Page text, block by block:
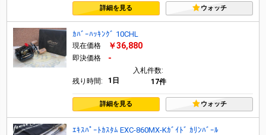
詳細を見る ウォッチ
ｶﾊﾞｰﾊｯｷﾝｸﾞ 10CHL
現在価格 ￥36,880
即決価格 -
残り時間: 1日
入札件数:
17件
詳細を見る ウォッチ
ｴｷｽﾊﾟｰﾄｶｽﾀﾑ EXC-860MX-Kｶﾞｲﾄﾞ ｶﾘﾝﾊﾞｰﾙ